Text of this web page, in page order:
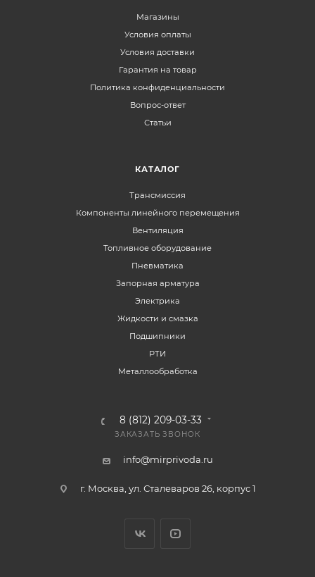
Магазины
Условия оплаты
Условия доставки
Гарантия на товар
Политика конфиденциальности
Вопрос-ответ
Статьи
КАТАЛОГ
Трансмиссия
Компоненты линейного перемещения
Вентиляция
Топливное оборудование
Пневматика
Запорная арматура
Электрика
Жидкости и смазка
Подшипники
РТИ
Металлообработка
8 (812) 209-03-33
ЗАКАЗАТЬ ЗВОНОК
info@mirprivoda.ru
г. Москва, ул. Сталеваров 26, корпус 1